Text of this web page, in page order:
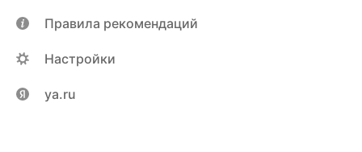
Правила рекомендаций
Настройки
ya.ru